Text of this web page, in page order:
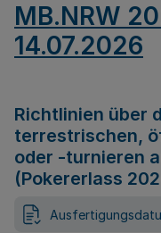
MB.NRW
14.07.2026
Richtlinien über
terrestrischen,
oder -turnieren
(Pokererlass